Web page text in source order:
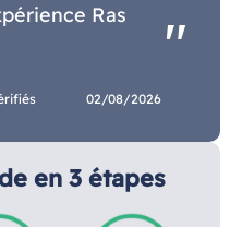
en 3 étapes
Ras
02/08/2026